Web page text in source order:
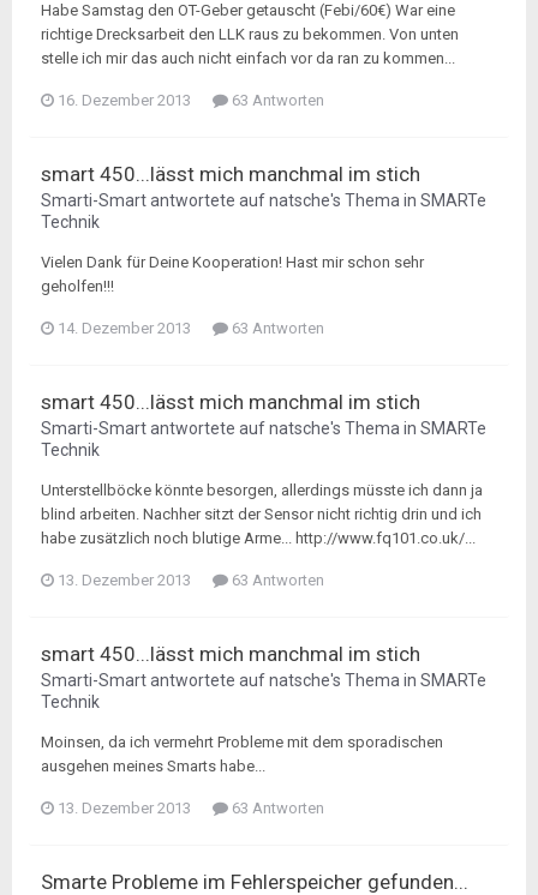
Habe Samstag den OT-Geber getauscht (Febi/60€) War eine
richtige Drecksarbeit den LLK raus zu bekommen. Von unten
stelle ich mir das auch nicht einfach vor da ran zu kommen...
16. Dezember 2013 63 Antworten
smart 450...lässt mich manchmal im stich
Smarti-Smartantwortete aufnatsche's Thema in SMARTe
Technik
Vielen Dank für Deine Kooperation! Hast mir schon sehr
geholfen!!!
14. Dezember 2013 63 Antworten
smart 450...lässt mich manchmal im stich
Smarti-Smartantwortete aufnatsche's Thema in SMARTe
Technik
Unterstellböcke könnte besorgen, allerdings müsste ich dann ja
blind arbeiten. Nachher sitzt der Sensor nicht richtig drin und ich
habe zusätzlich noch blutige Arme... http://www.fq101.co.uk/...
13. Dezember 2013 63 Antworten
smart 450...lässt mich manchmal im stich
Smarti-Smartantwortete aufnatsche's Thema in SMARTe
Technik
Moinsen, da ich vermehrt Probleme mit dem sporadischen
ausgehen meines Smarts habe...
13. Dezember 2013 63 Antworten
Smarte Probleme im Fehlerspeicher gefunden...